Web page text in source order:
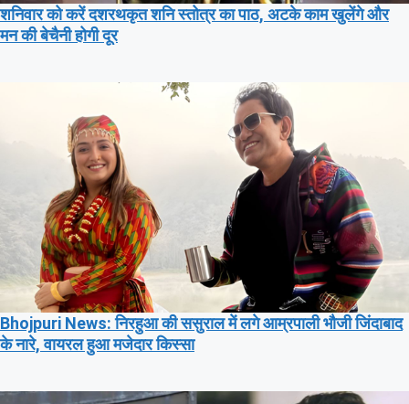
शनिवार को करें दशरथकृत शनि स्तोत्र का पाठ, अटके काम खुलेंगे और
मन की बेचैनी होगी दूर
Bhojpuri News: निरहुआ की ससुराल में लगे आम्रपाली भौजी जिंदाबाद
के नारे, वायरल हुआ मजेदार किस्सा